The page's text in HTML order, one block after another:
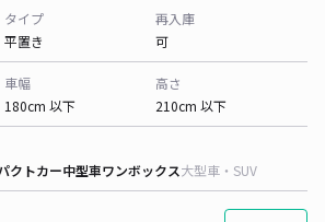
タイプ
平置き
再入庫
可
車幅
180cm 以下
高さ
210cm 以下
クトカー中型車ワンボックス大型車・SUV